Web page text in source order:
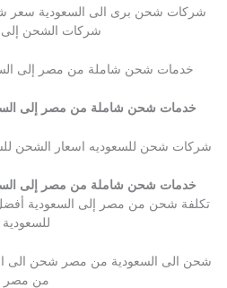
شركات شحن برى الى السعودية سعر
شركات الشحن إلى
خدمات شحن شاملة من مصر إلى
خدمات شحن شاملة من مصر إلى
شركات شحن للسعوديه اسعار الشحن
خدمات شحن شاملة من مصر إلى
تكلفة شحن من مصر إلى السعودية
للسعودية
شحن الى السعودية من مصر شحن الى
من مصر